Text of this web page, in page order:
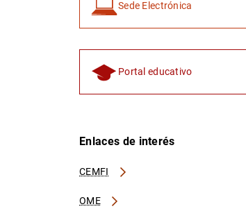
Sede Electrónica
Portal educativo
Enlaces de interés
CEMFI
OME